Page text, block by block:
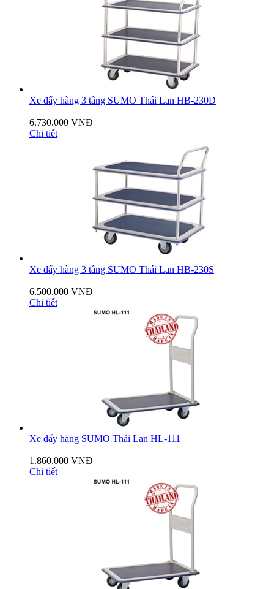
Xe đẩy hàng 3 tầng SUMO Thái Lan HB-230D
6.730.000 VNĐ
Chi tiết
Xe đẩy hàng 3 tầng SUMO Thái Lan HB-230S
6.500.000 VNĐ
Chi tiết
Xe đẩy hàng SUMO Thái Lan HL-111
1.860.000 VNĐ
Chi tiết